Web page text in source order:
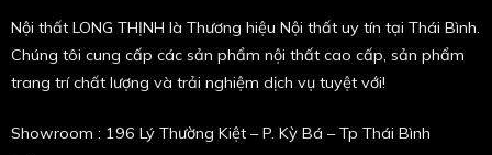
Nội thất LONG THỊNH là Thương hiệu Nội thất uy tín tại Thái Bình.
Chúng tôi cung cấp các sản phẩm nội thất cao cấp, sản phẩm
trang trí chất lượng và trải nghiệm dịch vụ tuyệt với!
Showroom : 196 Lý Thường Kiệt – P. Kỳ Bá – Tp Thái Bình